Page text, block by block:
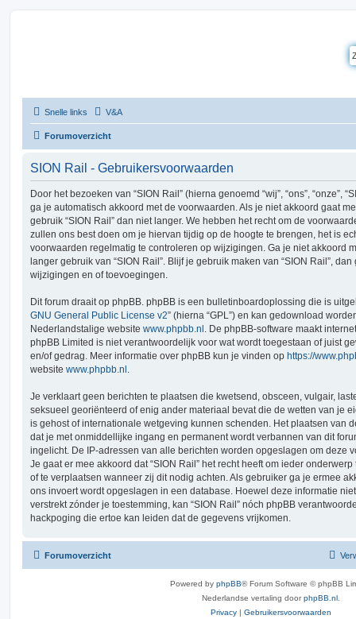
Snelle links V&A
Forumoverzicht
SION Rail - Gebruikersvoorwaarden
Door het bezoeken van “SION Rail” (hierna genoemd “wij”, “ons”, “onze”,
ga je automatisch akkoord met de voorwaarden. Als je niet akkoord gaat
gebruik “SION Rail” dan niet langer. We hebben het recht om de
zullen ons best doen om je hiervan tijdig op de hoogte te brengen, het is
voorwaarden regelmatig te controleren op wijzigingen. Ga je niet akkoord
langer gebruik van “SION Rail”. Blijf je gebruik maken van “SION Rail”,
wijzigingen en of toevoegingen.
Dit forum draait op phpBB. phpBB is een bulletinboardoplossing die is
GNU General Public License v2” (hierna “GPL”) en kan gedownload
Nederlandstalige website www.phpbb.nl . De phpBB-software maakt
phpBB Limited is niet verantwoordelijk voor wat wordt toegestaan of juist
en/of gedrag. Meer informatie over phpBB kun je vinden op https://
website www.phpbb.nl
Je verklaart geen berichten te plaatsen die kwetsend, obsceen, vulgair,
seksueel georiënteerd of enig ander materiaal bevat die de wetten van je
is gehost of internationale wetgeving kunnen schenden. Het plaatsen van
dat je met onmiddellijke ingang en permanent wordt verbannen van dit
ingelicht. De IP-adressen van alle berichten worden opgeslagen om deze
Je gaat er mee akkoord dat “SION Rail” het recht heeft om ieder
of te verplaatsen wanneer zij dit nodig achten. Als gebruiker ga je ermee
ons invoert wordt opgeslagen in een database. Hoewel deze informatie
verstrekt zónder je toestemming, kan “SION Rail” nóch phpBB
hackpoging die ertoe kan leiden dat de gegevens vrijkomen.
Forumoverzicht
Powered by phpBB® Forum Software © phpBB
Nederlandse vertaling doorphpBB.nl.
Privacy| Gebruikersvoorwaarden